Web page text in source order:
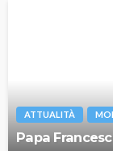
ATTUALITÀ
Papa